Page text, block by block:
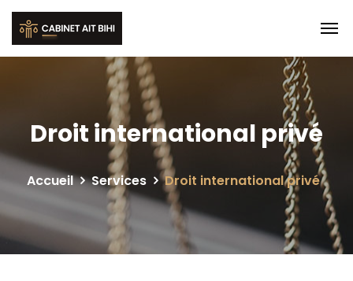
Droit international privé
Accueil Services Droit international privé